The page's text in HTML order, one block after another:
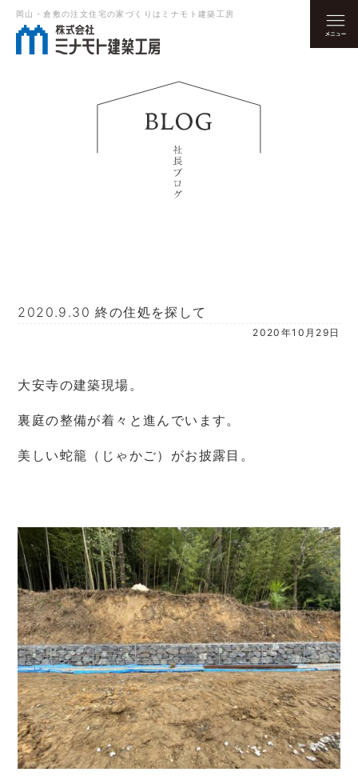
岡山・倉敷の注文住宅の家づくりはミナモト建築工房
2020.9.30 終の住処を探して
2020年10月29日
大安寺の建築現場。
裏庭の整備が着々と進んでいます。
美しい蛇籠（じゃかご）がお披露目。